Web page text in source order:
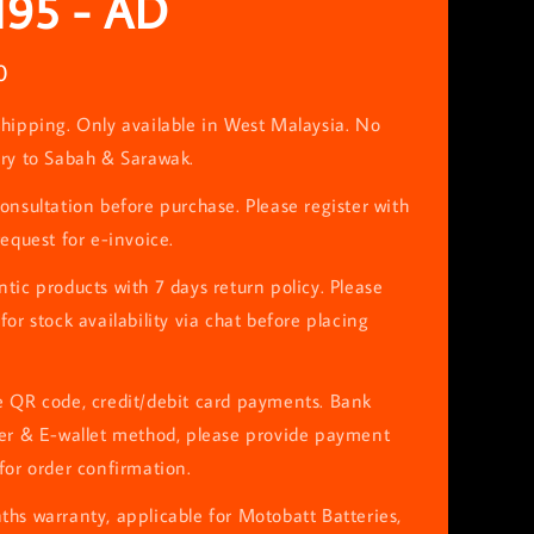
Only available in West Malaysia. No
to Sabah & Sarawak.
before purchase. Please register with
for e-invoice.
products with 7 days return policy. Please
stock availability via chat before placing
QR code, credit/debit card payments. Bank
& E-wallet method, please provide payment
order confirmation.
warranty, applicable for Motobatt Batteries,